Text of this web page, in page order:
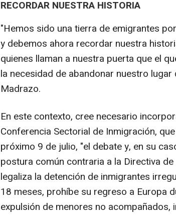
RECORDAR NUESTRA HISTORIA
"Hemos sido una tierra de emigrantes
y debemos ahora recordar nuestra
quienes llaman a nuestra puerta que el
la necesidad de abandonar nuestro
Madrazo.
En este contexto, cree necesario
Conferencia Sectorial de Inmigración,
próximo 9 de julio, "el debate y, en su
postura común contraria a la Directiva
legaliza la detención de inmigrantes
18 meses, prohíbe su regreso a Europa
expulsión de menores no acompañados,